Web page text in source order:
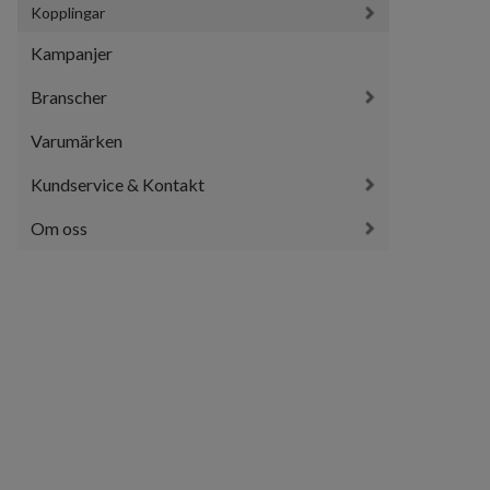
Kopplingar
Kampanjer
Branscher
Varumärken
Kundservice & Kontakt
Om oss